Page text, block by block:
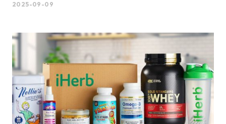
2025-09-09